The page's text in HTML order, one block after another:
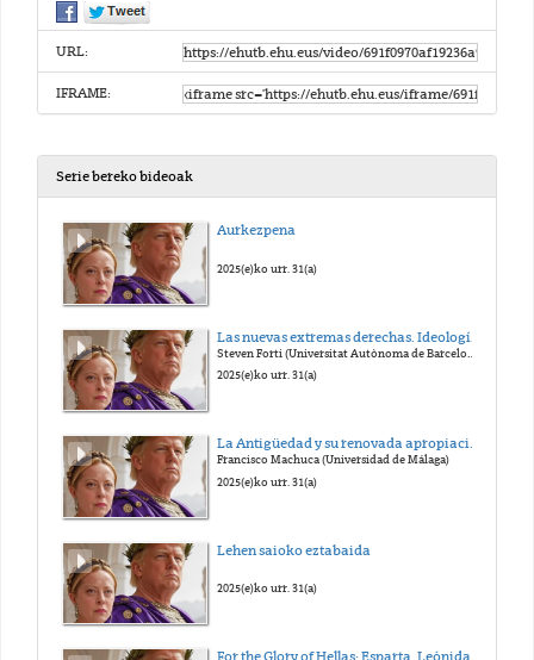
URL:
IFRAME:
Serie bereko bideoak
Aurkezpena
2025(e)ko urr. 31(a)
Steven Forti (Universitat Autònoma de Barcelona)
2025(e)ko urr. 31(a)
La Antigüedad y su renovada apropiación política: la recepción del mundo antiguo en la extrema derecha actual
Francisco Machuca (Universidad de Málaga)
2025(e)ko urr. 31(a)
Lehen saioko eztabaida
2025(e)ko urr. 31(a)